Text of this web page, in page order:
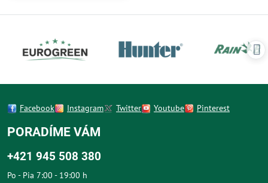
Facebook Instagram Twitter Youtube Pinterest
PORADÍME VÁM
+421 945 508 380
Po - Pia 7:00 - 19:00 h